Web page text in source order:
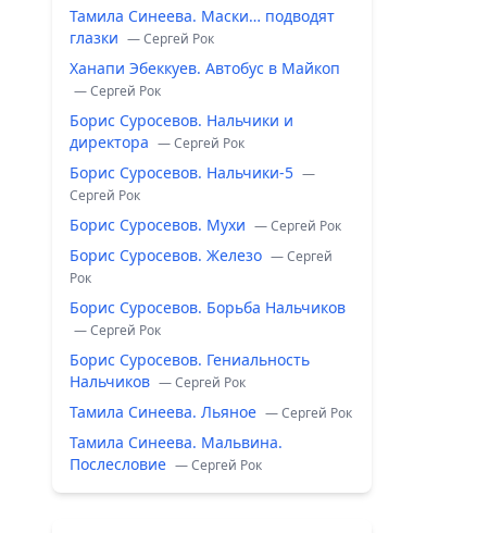
Тамила Синеева. Маски… подводят
глазки — Сергей Рок
Ханапи Эбеккуев. Автобус в Майкоп
— Сергей Рок
Борис Суросевов. Нальчики и
директора — Сергей Рок
Борис Суросевов. Нальчики-5 —
Сергей Рок
Борис Суросевов. Мухи — Сергей Рок
Борис Суросевов. Железо — Сергей
Рок
Борис Суросевов. Борьба Нальчиков
— Сергей Рок
Борис Суросевов. Гениальность
Нальчиков — Сергей Рок
Тамила Синеева. Льяное — Сергей Рок
Тамила Синеева. Мальвина.
Послесловие — Сергей Рок